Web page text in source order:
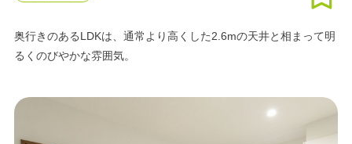
奥行きのあるLDKは、通常より高くした2.6mの天井と相まって明
るくのびやかな雰囲気。